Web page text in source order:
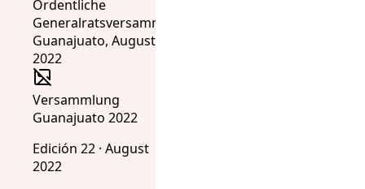
Versammlung
Guanajuato 2022
Edición 22 · August
2022